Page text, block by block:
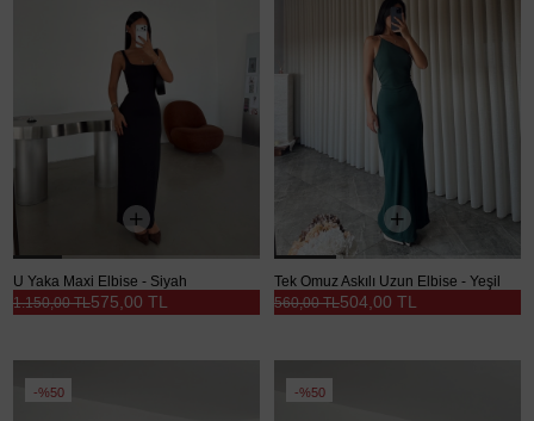
U Yaka Maxi Elbise - Siyah
575,00 TL
1.150,00 TL
Tek Omuz Askılı Uzun Elbise - Yeşil
504,00 TL
560,00 TL
%50 %50